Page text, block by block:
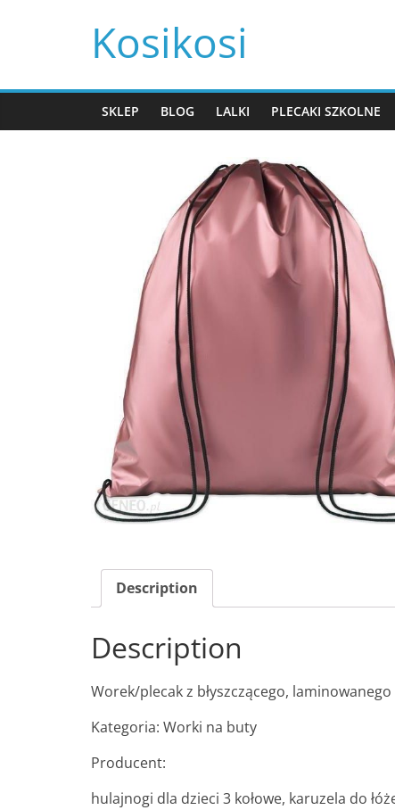
Kosikosi
SKLEP BLOG LALKI PLECAKI SZKOLNE
Description
Description
Worek/plecak z błyszczącego,
Kategoria: Worki na buty
Producent:
hulajnogi dla dzieci 3 kołowe, karuzela do